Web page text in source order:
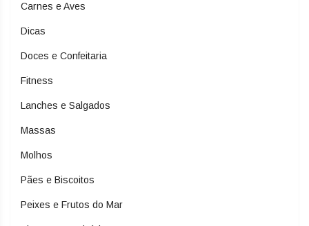
Carnes e Aves
Dicas
Doces e Confeitaria
Fitness
Lanches e Salgados
Massas
Molhos
Pães e Biscoitos
Peixes e Frutos do Mar